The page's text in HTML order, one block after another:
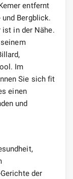
entfernt
Bergblick.
ist in der Nähe.
Im
Sie sich fit
einen
und
der